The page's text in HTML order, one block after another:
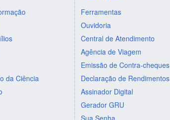
da Ciência
Ferramentas
Ouvidoria
Central de Atendimento
Agência de Viagem
Emissão de Contra-cheques
Declaração de Rendimentos
Assinador Digital
Gerador GRU
Sua Senha